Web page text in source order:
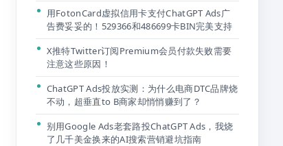
用FotonCard虚拟信用卡支付ChatGPT Ads广
告费妥妥的！529366和486699卡BIN完美支持
X推特Twitter订阅Premium会员付款失败需要
注意这些原因！
ChatGPT Ads投放实测：为什么电商DTC品牌烧
不动，超垂直to B商家却悄悄赚到了？
别用Google Ads老套路投ChatGPT Ads，我烧
了几千美金换来的AI搜索营销避坑指南